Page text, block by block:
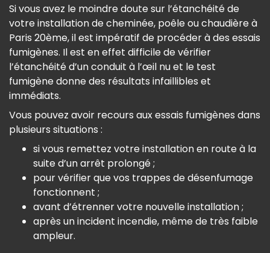
Si vous avez le moindre doute sur l’étanchéité de
votre installation de cheminée, poêle ou chaudière à
Paris 20ème, il est impératif de procéder à des essais
fumigènes. Il est en effet difficile de vérifier
l’étanchéité d’un conduit à l’œil nu et le test
fumigène donne des résultats infaillibles et
immédiats.
Vous pouvez avoir recours aux essais fumigènes dans
plusieurs situations :
si vous remettez votre installation en route à la
suite d’un arrêt prolongé ;
pour vérifier que vos trappes de désenfumage
fonctionnent ;
avant d’étrenner votre nouvelle installation ;
après un incident incendie, même de très faible
ampleur.